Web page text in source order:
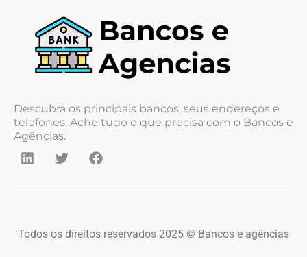
Descubra os principais bancos, seus endereços e
telefones. Ache tudo o que precisa com o Bancos e
Agências.
Todos os direitos reservados 2025 © Bancos e agências